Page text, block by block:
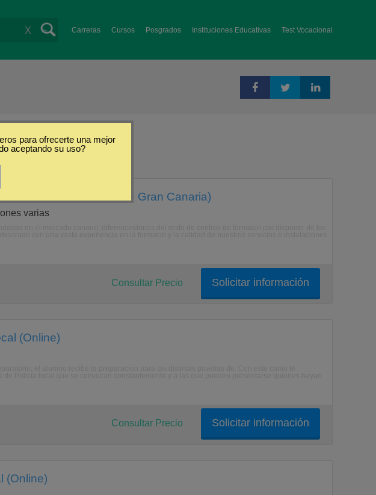
Carreras Cursos Posgrados Instituciones Educativas Test Vocacional
X
(Telde, Las Palmas de Gran Canaria)
varias
Solicitar información
Consultar Precio
(Online)
Solicitar información
Consultar Precio
(Online)
para ofrecerte una mejor
aceptando su uso?